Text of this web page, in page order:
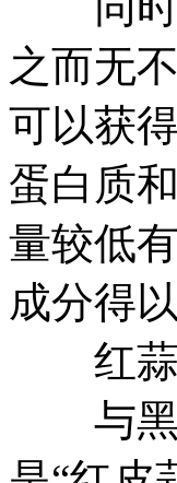
之而无
可以获
蛋白质
量较低
成分得
红蒜
与黑